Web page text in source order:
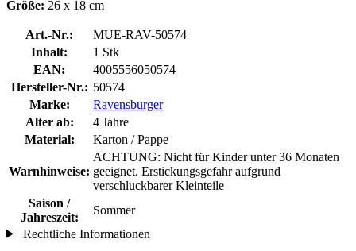
Größe: 26 x 18 cm
Art.-Nr.:
MUE-RAV-50574
Inhalt:
1 Stk
EAN:
4005556050574
Hersteller-Nr.: 50574
Marke:
Ravensburger
Alter ab:
4 Jahre
Material:
Karton / Pappe
Warnhinweise:
ACHTUNG: Nicht für Kinder unter 36 Monaten
geeignet. Erstickungsgefahr aufgrund
verschluckbarer Kleinteile
Saison /
Jahreszeit:
Sommer
Rechtliche Informationen